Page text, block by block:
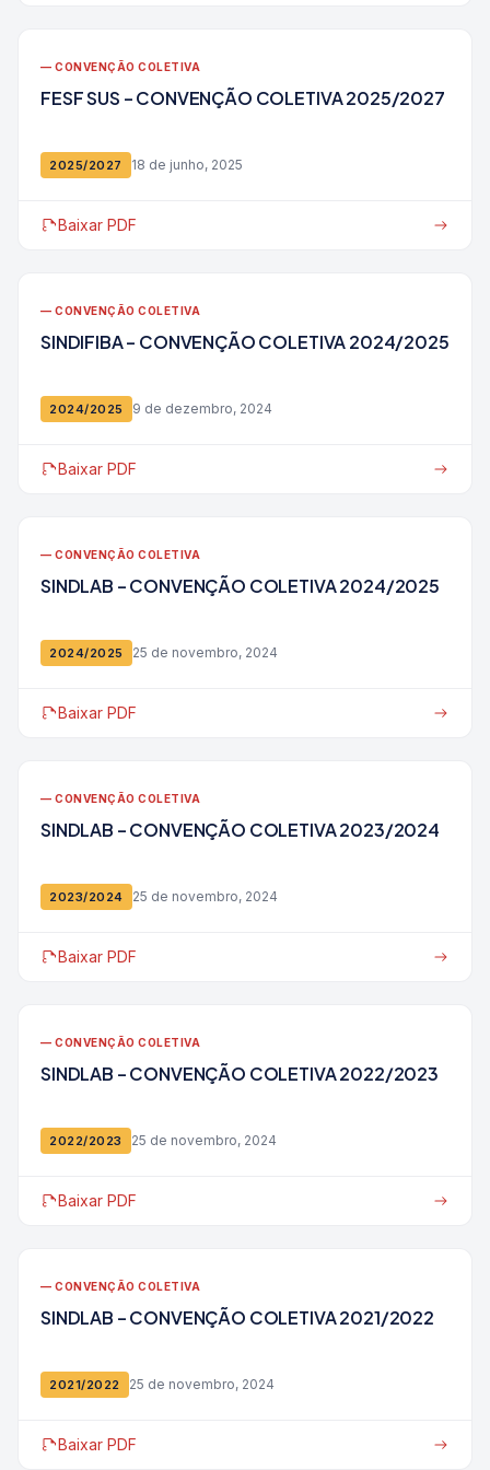
— CONVENÇÃO COLETIVA
FESF SUS – CONVENÇÃO COLETIVA 2025/2027
2025/2027 18 de junho, 2025
Baixar PDF
— CONVENÇÃO COLETIVA
SINDIFIBA – CONVENÇÃO COLETIVA 2024/2025
2024/2025 9 de dezembro, 2024
Baixar PDF
— CONVENÇÃO COLETIVA
SINDLAB – CONVENÇÃO COLETIVA 2024/2025
2024/2025 25 de novembro, 2024
Baixar PDF
— CONVENÇÃO COLETIVA
SINDLAB – CONVENÇÃO COLETIVA 2023/2024
2023/2024 25 de novembro, 2024
Baixar PDF
— CONVENÇÃO COLETIVA
SINDLAB – CONVENÇÃO COLETIVA 2022/2023
2022/2023 25 de novembro, 2024
Baixar PDF
— CONVENÇÃO COLETIVA
SINDLAB – CONVENÇÃO COLETIVA 2021/2022
2021/2022 25 de novembro, 2024
Baixar PDF